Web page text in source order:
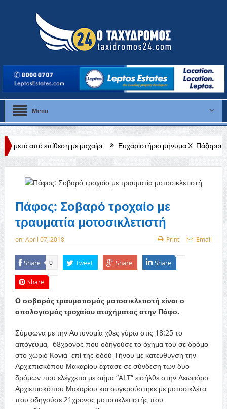
Menu
με μαχαίρι Ευχαριστήριο μήνυμα Χ. Πάζαρου για Α. Βαφεάδη
Πάφος: Σοβαρό τροχαίο με
τραυματία μοτοσικλετιστή
on:April 07, 2018 Print Email
Share 0 Tweet Share Share
Share
Ο σοβαρός τραυματισμός μοτοσικλετιστή είναι ο
απολογισμός τροχαίου ατυχήματος στην Πάφο.
Σύμφωνα με την Αστυνομία χθες γύρω στις 18:25 το
απόγευμα, 68χρονος που οδηγούσε το όχημα του σε δρόμο
στο χωριό Κονιά επί της οδού Τήνου με κατεύθυνση την
Αρχιεπισκόπου Μακαρίου έφτασε σε σύνδεση των δύο
δρόμων που ελέγχεται με σήμα “ALT” εισήλθε στην Λεωφόρο
Αρχιεπισκόπου Μακαρίου και συγκρούστηκε με μοτοσικλέτα
που οδηγούσε 21χρονος μοτοσικλετιστής που